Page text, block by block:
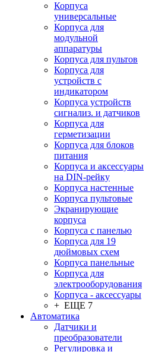
Корпуса
универсальные
Корпуса для
модульной
аппаратуры
Корпуса для пультов
Корпуса для
устройств с
индикатором
Корпуса устройств
сигнализ. и датчиков
Корпуса для
герметизации
Корпуса для блоков
питания
Корпуса и аксессуары
на DIN-рейку
Корпуса настенные
Корпуса пультовые
Экранирующие
корпуса
Корпуса с панелью
Корпуса для 19
дюймовых схем
Корпуса панельные
Корпуса для
электрооборудования
Корпуса - аксессуары
+ ЕЩЕ 7
Автоматика
Датчики и
преобразователи
Регулировка и